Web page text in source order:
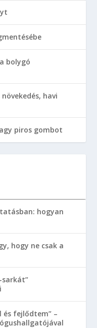
bolygó
havi
piros gombot
hogyan
hogy ne csak a
sarkát”
fejlődtem” –